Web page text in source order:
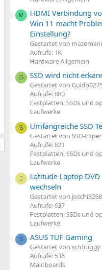
M
HDMI Verbindung
Win 11 macht
Einstellung?
Gestartet von
Aufrufe: 1K
Hardware Allgemein
G SSD wird nicht
Gestartet von
Aufrufe: 880
Festplatten, SSDs und
Laufwerke
S Umfangreiche SSD
Gestartet von SSD-
Aufrufe: 821
Festplatten, SSDs und
Laufwerke
J
Latitude Laptop
wechseln
Gestartet von joschi3268
Aufrufe: 637
Festplatten, SSDs und
Laufwerke
S ASUS TUF Gaming
Gestartet von schbuggy
Aufrufe: 536
Mainboards